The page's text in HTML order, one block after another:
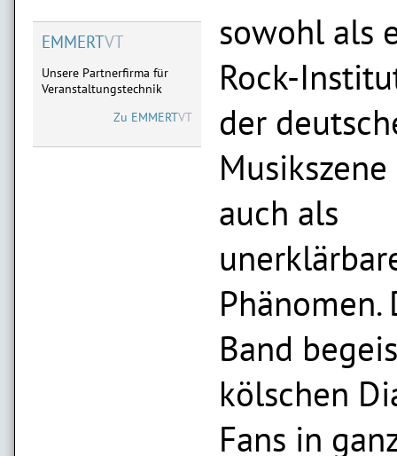
EMMERTVT
Unsere Partnerfirma für
Veranstaltungstechnik
Zu EMMERTVT
sowohl als
Rock-
der
auch als
Phänomen.
Band
kölschen
Fans in